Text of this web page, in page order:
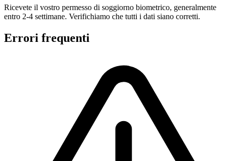
Ricevete il vostro permesso di soggiorno biometrico, generalmente
entro 2-4 settimane. Verifichiamo che tutti i dati siano corretti.
Errori frequenti